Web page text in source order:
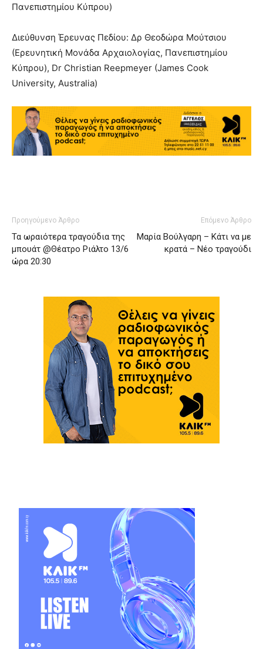
Πανεπιστημίου Κύπρου)
Διεύθυνση Έρευνας Πεδίου: Δρ Θεοδώρα Μούτσιου
(Ερευνητική Μονάδα Αρχαιολογίας, Πανεπιστημίου
Κύπρου), Dr Christian Reepmeyer (James Cook
University, Australia)
Προηγούμενο Άρθρο
Τα ωραιότερα τραγούδια της
μπουάτ @Θέατρο Ριάλτο 13/6
ώρα 20:30
Επόμενο Άρθρο
Μαρία Βούλγαρη – Κάτι να με
κρατά – Νέο τραγούδι